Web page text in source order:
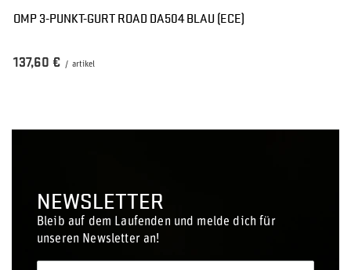
OMP 3-PUNKT-GURT ROAD DA504 BLAU (ECE)
137,60 € / artikel
NEWSLETTER
Bleib auf dem Laufenden und melde dich für
unseren Newsletter an!